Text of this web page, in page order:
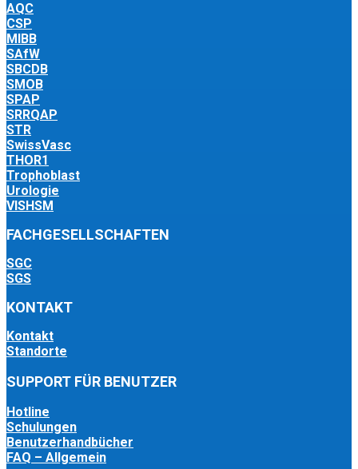
AQC
CSP
MIBB
SAfW
SBCDB
SMOB
SPAP
SRRQAP
STR
SwissVasc
THOR1
Trophoblast
Urologie
VISHSM
FACHGESELLSCHAFTEN
SGC
SGS
KONTAKT
Kontakt
Standorte
SUPPORT FÜR BENUTZER
Hotline
Schulungen
Benutzerhandbücher
FAQ – Allgemein